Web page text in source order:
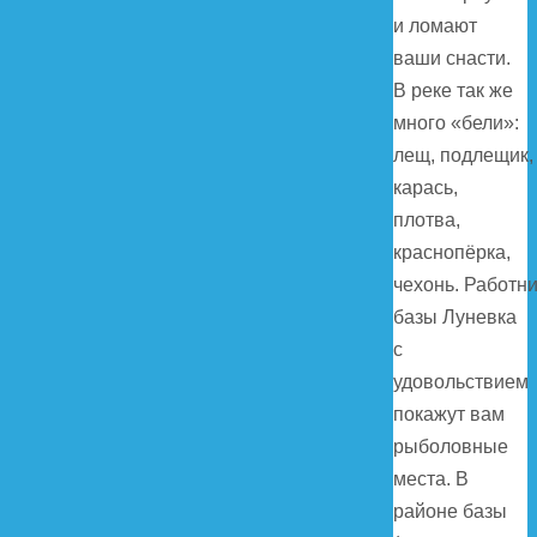
и ломают
ваши снасти.
В реке так же
много «бели»:
лещ, подлещик,
карась,
плотва,
краснопёрка,
чехонь.
базы Луневка
с
удовольствием
покажут вам
рыболовные
места. В
районе базы